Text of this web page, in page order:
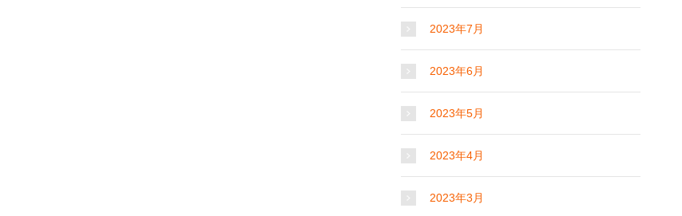
2023年7月
2023年6月
2023年5月
2023年4月
2023年3月